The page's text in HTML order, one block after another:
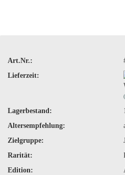
Art.Nr.:
Lieferzeit:
Lagerbestand:
Altersempfehlung:
Zielgruppe:
Rarität:
Edition: